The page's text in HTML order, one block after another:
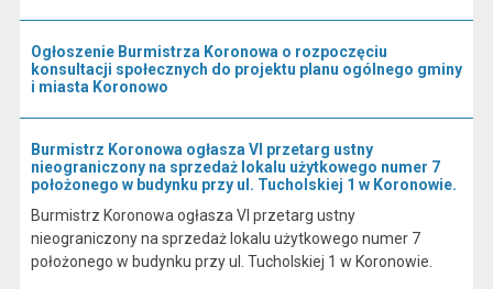
Ogłoszenie Burmistrza Koronowa o rozpoczęciu
konsultacji społecznych do projektu planu ogólnego gminy
i miasta Koronowo
Burmistrz Koronowa ogłasza VI przetarg ustny
nieograniczony na sprzedaż lokalu użytkowego numer 7
położonego w budynku przy ul. Tucholskiej 1 w Koronowie.
Burmistrz Koronowa ogłasza VI przetarg ustny
nieograniczony na sprzedaż lokalu użytkowego numer 7
położonego w budynku przy ul. Tucholskiej 1 w Koronowie.